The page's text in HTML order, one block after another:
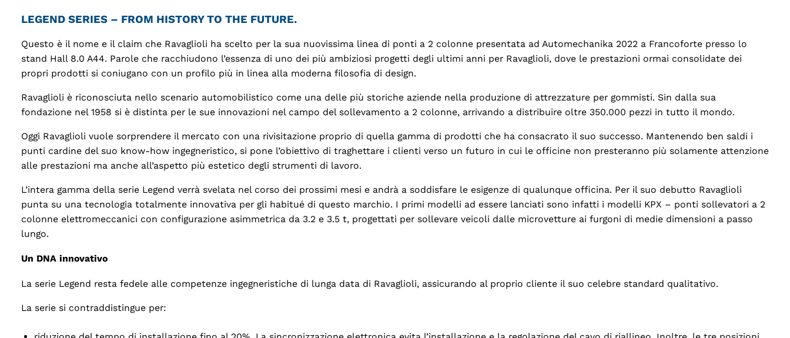
LEGEND SERIES – FROM HISTORY TO THE FUTURE.
Questo è il nome e il claim che Ravaglioli ha scelto per la sua nuovissima linea di ponti a 2 colonne presentata ad Automechanika 2022 a Francoforte presso lo
stand Hall 8.0 A44. Parole che racchiudono l’essenza di uno dei più ambiziosi progetti degli ultimi anni per Ravaglioli, dove le prestazioni ormai consolidate dei
propri prodotti si coniugano con un profilo più in linea alla moderna filosofia di design.
Ravaglioli è riconosciuta nello scenario automobilistico come una delle più storiche aziende nella produzione di attrezzature per gommisti. Sin dalla sua
fondazione nel 1958 si è distinta per le sue innovazioni nel campo del sollevamento a 2 colonne, arrivando a distribuire oltre 350.000 pezzi in tutto il mondo.
Oggi Ravaglioli vuole sorprendere il mercato con una rivisitazione proprio di quella gamma di prodotti che ha consacrato il suo successo. Mantenendo ben saldi i
punti cardine del suo know-how ingegneristico, si pone l’obiettivo di traghettare i clienti verso un futuro in cui le officine non presteranno più solamente attenzione
alle prestazioni ma anche all’aspetto più estetico degli strumenti di lavoro.
L’intera gamma della serie Legend verrà svelata nel corso dei prossimi mesi e andrà a soddisfare le esigenze di qualunque officina. Per il suo debutto Ravaglioli
punta su una tecnologia totalmente innovativa per gli habitué di questo marchio. I primi modelli ad essere lanciati sono infatti i modelli KPX – ponti sollevatori a 2
colonne elettromeccanici con configurazione asimmetrica da 3.2 e 3.5 t, progettati per sollevare veicoli dalle microvetture ai furgoni di medie dimensioni a passo
lungo.
Un DNA innovativo
La serie Legend resta fedele alle competenze ingegneristiche di lunga data di Ravaglioli, assicurando al proprio cliente il suo celebre standard qualitativo.
La serie si contraddistingue per: